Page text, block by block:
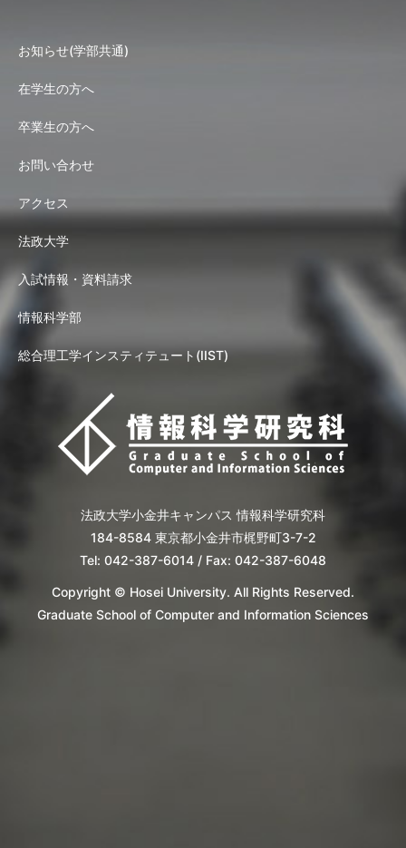
お知らせ(学部共通)
在学生の方へ
卒業生の方へ
お問い合わせ
アクセス
法政大学
入試情報・資料請求
情報科学部
総合理工学インスティテュート(IIST)
法政大学小金井キャンパス 情報科学研究科
184-8584 東京都小金井市梶野町3-7-2
Tel: 042-387-6014 / Fax: 042-387-6048
Copyright © Hosei University. All Rights Reserved.
Graduate School of Computer and Information Sciences